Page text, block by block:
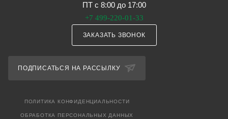
ПТ с 8:00 до 17:00
+7 499-220-01-33
ЗАКАЗАТЬ ЗВОНОК
ПОДПИСАТЬСЯ НА РАССЫЛКУ
ПОЛИТИКА КОНФИДЕНЦИАЛЬНОСТИ
ОБРАБОТКА ПЕРСОНАЛЬНЫХ ДАННЫХ